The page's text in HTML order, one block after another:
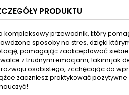
PRODUKTU
kompleksowy przewodnik, który
sposoby na stres, dzięki
pomagając zaakceptować siebie.
z trudnymi emocjami, takimi jak
osobistego, zachęcając do
zaczniesz praktykować